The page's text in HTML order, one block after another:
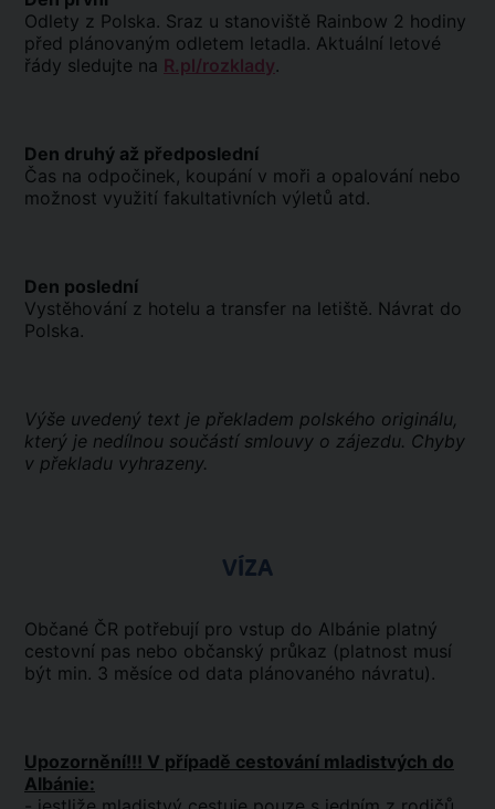
Odlety z Polska. Sraz u stanoviště Rainbow 2 hodiny
před plánovaným odletem letadla. Aktuální letové
řády sledujte na R.pl/rozklady.
Den druhý až předposlední
Čas na odpočinek, koupání v moři a opalování nebo
možnost využití fakultativních výletů atd.
Den poslední
Vystěhování z hotelu a transfer na letiště. Návrat do
Polska.
Výše uvedený text je překladem polského originálu,
který je nedílnou součástí smlouvy o zájezdu. Chyby
v překladu vyhrazeny.
VÍZA
Občané ČR potřebují pro vstup do Albánie platný
cestovní pas nebo občanský průkaz (platnost musí
být min. 3 měsíce od data plánovaného návratu).
Upozornění!!! V případě cestování mladistvých do
Albánie: